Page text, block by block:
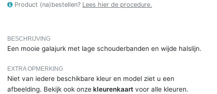
Product (na)bestellen? Lees hier de procedure.
BESCHRIJVING
Een mooie galajurk met lage schouderbanden en wijde halslijn.
EXTRA OPMERKING
Niet van iedere beschikbare kleur en model ziet u een
afbeelding. Bekijk ook onzekleurenkaart voor alle kleuren.